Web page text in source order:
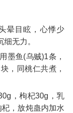
晕目眩，心悸少
无力。
墨鱼(乌贼)1条，
，同桃仁共煮，
，枸杞30g，乳
，放炖蛊内加水